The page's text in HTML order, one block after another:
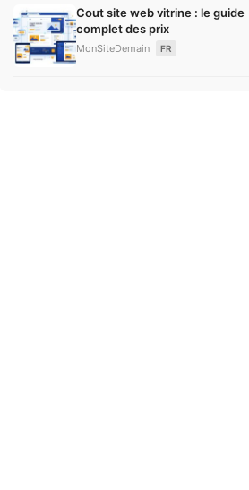
Cout site web vitrine : le guide
complet des prix
MonSiteDemain FR